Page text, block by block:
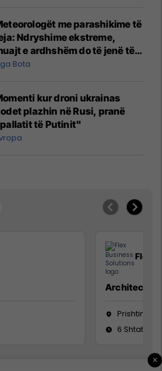
me parashikime të
Ndryshime ekstreme,
e ardhshëm do të jenë të
Bota
kur droni ukrainas
plazhin në Rusi, pranë
të Putinit"
Flex
Architect
Prishtinë
6 Shtator
×